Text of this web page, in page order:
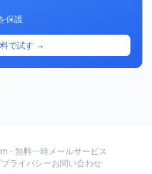
保護
で試す →
· 無料一時メールサービス
プライバシーお問い合わせ